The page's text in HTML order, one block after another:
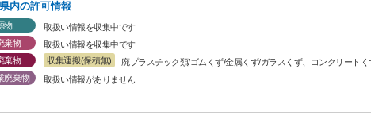
内の許可情報
物
取扱い情報を収集中です
棄物
取扱い情報を収集中です
棄物
収集運搬(保積無)
廃プラスチック類/ゴムくず/金属くず/ガラスくず、コンクリート
廃棄物
取扱い情報がありません